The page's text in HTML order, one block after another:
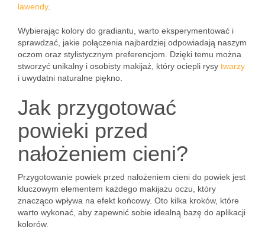
lawendy.
Wybierając kolory do gradiantu, warto eksperymentować i
sprawdzać, jakie połączenia najbardziej odpowiadają naszym
oczom oraz stylistycznym preferencjom. Dzięki temu można
stworzyć unikalny i osobisty makijaż, który ociepli rysy twarzy
i uwydatni naturalne piękno.
Jak przygotować
powieki przed
nałożeniem cieni?
Przygotowanie powiek przed nałożeniem cieni do powiek jest
kluczowym elementem każdego makijażu oczu, który
znacząco wpływa na efekt końcowy. Oto kilka kroków, które
warto wykonać, aby zapewnić sobie idealną bazę do aplikacji
kolorów.